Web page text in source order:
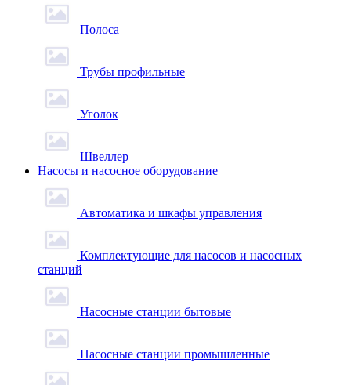
Полоса
Трубы профильные
Уголок
Швеллер
Насосы и насосное оборудование
Автоматика и шкафы управления
Комплектующие для насосов и насосных
станций
Насосные станции бытовые
Насосные станции промышленные